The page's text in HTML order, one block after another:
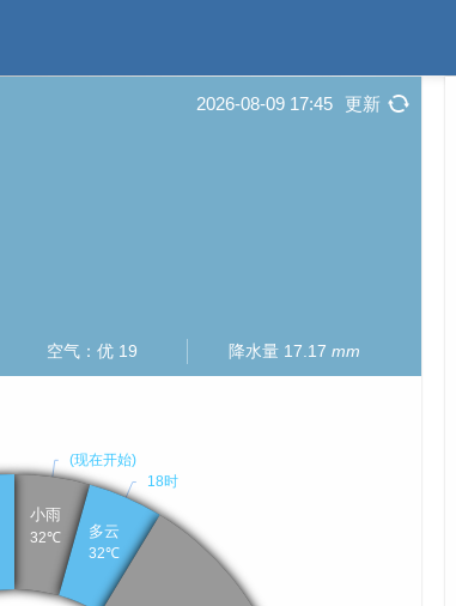
2026-08-09 17:45 更新
空气：优 19 降水量 17.17mm